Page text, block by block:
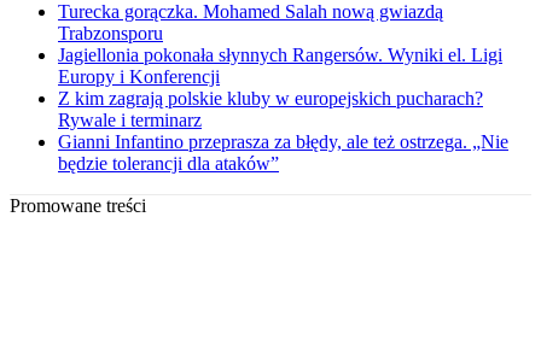
Turecka gorączka. Mohamed Salah nową gwiazdą
Trabzonsporu
Jagiellonia pokonała słynnych Rangersów. Wyniki el. Ligi
Europy i Konferencji
Z kim zagrają polskie kluby w europejskich pucharach?
Rywale i terminarz
Gianni Infantino przeprasza za błędy, ale też ostrzega. „Nie
będzie tolerancji dla ataków”
Promowane treści